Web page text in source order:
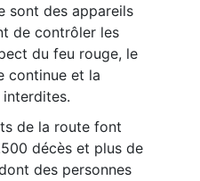
sont des appareils
de contrôler les
du feu rouge, le
continue et la
de la route font
décès et plus de
des personnes